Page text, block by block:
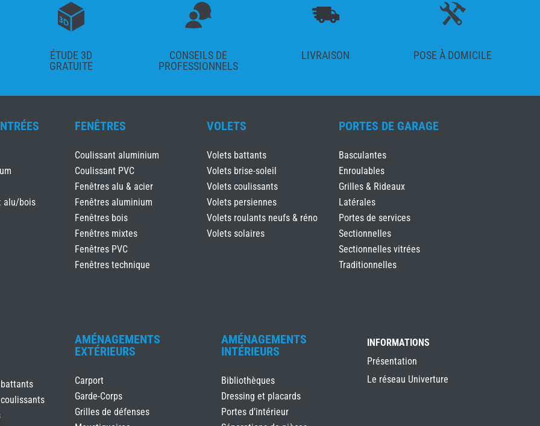
ÉTUDE 3D
GRATUITE
CONSEILS DE
PROFESSIONNELS
LIVRAISON POSE À DOMICILE
alu/bois
FENÊTRES
Coulissant aluminium
Coulissant PVC
Fenêtres alu & acier
Fenêtres aluminium
Fenêtres bois
Fenêtres mixtes
Fenêtres PVC
Fenêtres technique
VOLETS
Volets battants
Volets brise-soleil
Volets coulissants
Volets persiennes
Volets roulants neufs & réno
Volets solaires
PORTES DE GARAGE
Basculantes
Enroulables
Grilles & Rideaux
Latérales
Portes de services
Sectionnelles
Sectionnelles vitrées
Traditionnelles
AMÉNAGEMENTS
EXTÉRIEURS
Carport
Garde-Corps
Grilles de défenses
AMÉNAGEMENTS
INTÉRIEURS
Bibliothèques
Dressing et placards
Portes d’intérieur
INFORMATIONS
Présentation
Le réseau Univerture